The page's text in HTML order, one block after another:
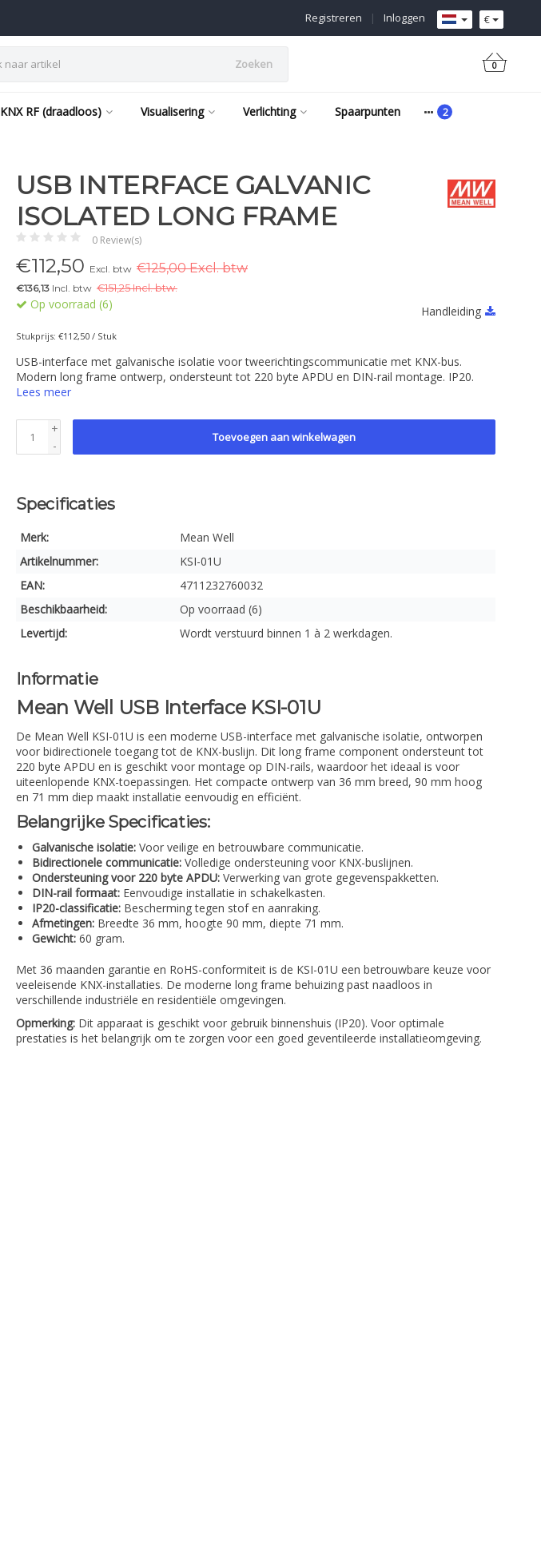
€
Inloggen
|
Registreren
Zoeken 0
KNX RF (draadloos) Visualisering Verlichting Spaarpunten
USB INTERFACE GALVANIC
ISOLATED LONG FRAME
0 Review(s)
€112,50 Excl. btw €125,00 Excl. btw
€136,13 Incl. btw €151,25 Incl. btw.
Op voorraad (6) Handleiding
Stukprijs: €112,50 / Stuk
USB-interface met galvanische isolatie voor tweerichtingscommunicatie met KNX-bus.
Modern long frame ontwerp, ondersteunt tot 220 byte APDU en DIN-rail montage. IP20.
Lees meer
+
-
Toevoegen aan winkelwagen
Specificaties
Merk:
Mean Well
Artikelnummer:
KSI-01U
EAN:
4711232760032
Beschikbaarheid:
Op voorraad (6)
Levertijd:
Wordt verstuurd binnen 1 à 2 werkdagen.
Informatie
Mean Well USB Interface KSI-01U
De Mean Well KSI-01U is een moderne USB-interface met galvanische isolatie, ontworpen
voor bidirectionele toegang tot de KNX-buslijn. Dit long frame component ondersteunt tot
220 byte APDU en is geschikt voor montage op DIN-rails, waardoor het ideaal is voor
uiteenlopende KNX-toepassingen. Het compacte ontwerp van 36 mm breed, 90 mm hoog
en 71 mm diep maakt installatie eenvoudig en efficiënt.
Belangrijke Specificaties:
Galvanische isolatie: Voor veilige en betrouwbare communicatie.
Bidirectionele communicatie: Volledige ondersteuning voor KNX-buslijnen.
Ondersteuning voor 220 byte APDU: Verwerking van grote gegevenspakketten.
DIN-rail formaat: Eenvoudige installatie in schakelkasten.
IP20-classificatie: Bescherming tegen stof en aanraking.
Afmetingen: Breedte 36 mm, hoogte 90 mm, diepte 71 mm.
Gewicht: 60 gram.
Met 36 maanden garantie en RoHS-conformiteit is de KSI-01U een betrouwbare keuze voor
veeleisende KNX-installaties. De moderne long frame behuizing past naadloos in
verschillende industriële en residentiële omgevingen.
Opmerking: Dit apparaat is geschikt voor gebruik binnenshuis (IP20). Voor optimale
prestaties is het belangrijk om te zorgen voor een goed geventileerde installatieomgeving.